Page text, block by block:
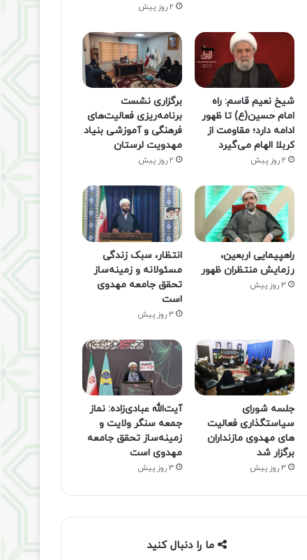
2 روز پیش
شیخ نعیم قاسم: راه
امام حسین(ع) تا ظهور
ادامه دارد؛ مقاومت از
کربلا الهام می‌گیرد
2 روز پیش
برگزاری نشست
برنامه‌ریزی فعالیت‌های
فرهنگی و آموزشی بنیاد
مهدویت لرستان
2 روز پیش
راهپیمایی اربعین،
رزمایش منتظران ظهور
3 روز پیش
انتظار، سبک زندگی
مسئولانه و زمینه‌ساز
تحقق جامعه مهدوی
است
3 روز پیش
جلسه شورای
سیاستگذاری فعالیت
های مهدوی مازنداران
برگزار شد
3 روز پیش
آیت‌الله عبادی‌زاده: نماز
جمعه سنگر ولایت و
زمینه‌ساز تحقق جامعه
مهدوی است
3 روز پیش
ما را دنبال کنید